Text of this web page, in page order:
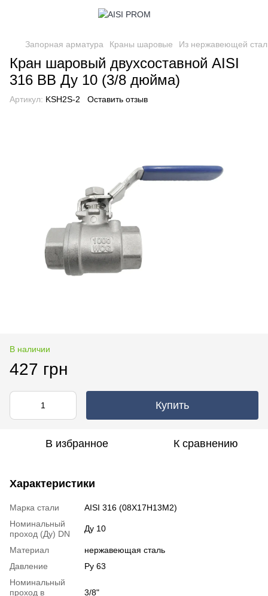
Запорная арматура Краны шаровые Из нержавеющей
Кран шаровый двухсоставной AISI
316 ВВ Ду 10 (3/8 дюйма)
Артикул: KSH2S-2 Оставить отзыв
В наличии
427 грн
Купить
В избранное К сравнению
Характеристики
Марка стали
AISI 316 (08Х17Н13М2)
Номинальный
проход (Ду) DN
Ду 10
Материал
нержавеющая сталь
Давление
Ру 63
Номинальный
проход в
3/8"